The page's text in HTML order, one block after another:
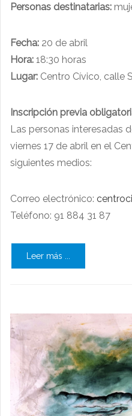
Personas destinatarias:
Fecha: 20 de abril
Hora: 18:30 horas
Lugar: Centro Cívico, calle
Inscripción previa
Las personas interesadas
viernes 17 de abril en el
siguientes medios:
Correo electrónico: ​
Teléfono: 91 884 31 87
Leer más ...